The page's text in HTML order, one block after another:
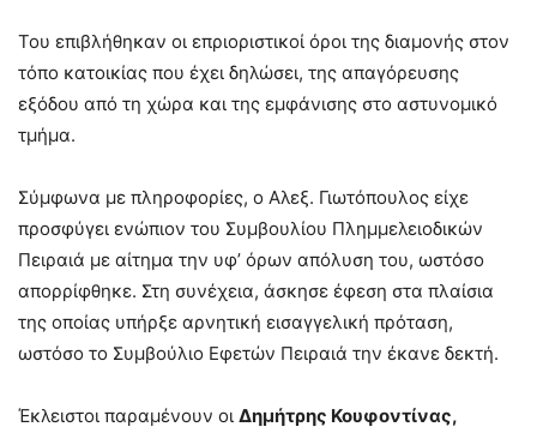
Του επιβλήθηκαν οι επριοριστικοί όροι της διαμονής στον
τόπο κατοικίας που έχει δηλώσει, της απαγόρευσης
εξόδου από τη χώρα και της εμφάνισης στο αστυνομικό
τμήμα.
Σύμφωνα με πληροφορίες, ο Αλεξ. Γιωτόπουλος είχε
προσφύγει ενώπιον του Συμβουλίου Πλημμελειοδικών
Πειραιά με αίτημα την υφ’ όρων απόλυση του, ωστόσο
απορρίφθηκε. Στη συνέχεια, άσκησε έφεση στα πλαίσια
της οποίας υπήρξε αρνητική εισαγγελική πρόταση,
ωστόσο το Συμβούλιο Εφετών Πειραιά την έκανε δεκτή.
Έκλειστοι παραμένουν οι Δημήτρης Κουφοντίνας,